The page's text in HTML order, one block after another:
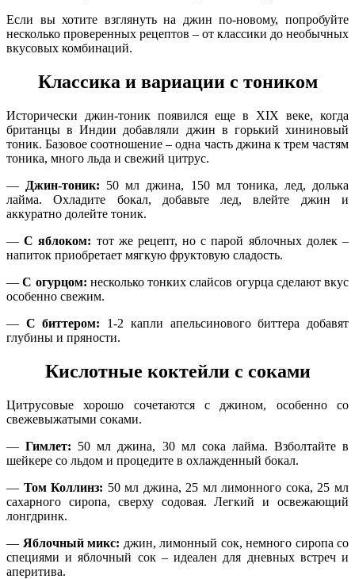
Если вы хотите взглянуть на джин по-новому, попробуйте
несколько проверенных рецептов – от классики до необычных
вкусовых комбинаций.
Классика и вариации с тоником
Исторически джин-тоник появился еще в XIX веке, когда
британцы в Индии добавляли джин в горький хининовый
тоник. Базовое соотношение – одна часть джина к трем частям
тоника, много льда и свежий цитрус.
— Джин-тоник: 50 мл джина, 150 мл тоника, лед, долька
лайма. Охладите бокал, добавьте лед, влейте джин и
аккуратно долейте тоник.
—С яблоком: тот же рецепт, но с парой яблочных долек –
напиток приобретает мягкую фруктовую сладость.
—С огурцом: несколько тонких слайсов огурца сделают вкус
особенно свежим.
— С биттером: 1-2 капли апельсинового биттера добавят
глубины и пряности.
Кислотные коктейли с соками
Цитрусовые хорошо сочетаются с джином, особенно со
свежевыжатыми соками.
—Гимлет: 50 мл джина, 30 мл сока лайма. Взболтайте в
шейкере со льдом и процедите в охлажденный бокал.
— Том Коллинз: 50 мл джина, 25 мл лимонного сока, 25 мл
сахарного сиропа, сверху содовая. Легкий и освежающий
лонгдринк.
— Яблочный микс: джин, лимонный сок, немного сиропа со
специями и яблочный сок – идеален для дневных встреч и
аперитива.